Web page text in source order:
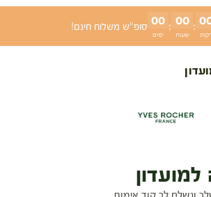
00
ימים
: 00
שעות
: סופ"ש משלוח חינם!